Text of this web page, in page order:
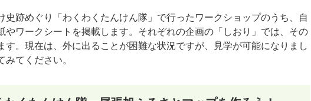
史跡めぐり「わくわくたんけん隊」で行ったワークショップのうち、自
やワークシートを掲載します。それぞれの企画の「しおり」では、その
す。現在は、外に出ることが困難な状況ですが、見学が可能になりまし
てください。